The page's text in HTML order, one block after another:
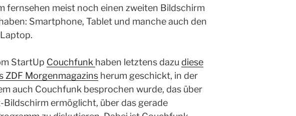
fernsehen meist noch einen zweiten Bildschirm
Smartphone, Tablet und manche auch den
StartUp Couchfunk haben letztens dazu diese
ZDF Morgenmagazins herum geschickt, in der
auch Couchfunk besprochen wurde, das über
Bildschirm ermöglicht, über das gerade